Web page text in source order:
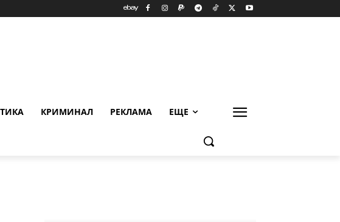
КРИМИНАЛ РЕКЛАМА ЕЩЕ